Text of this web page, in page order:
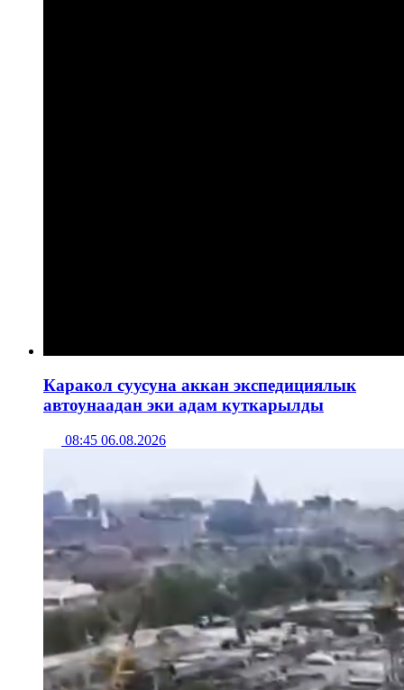
Каракол суусуна аккан экспедициялык
автоунаадан эки адам куткарылды
08:45 06.08.2026